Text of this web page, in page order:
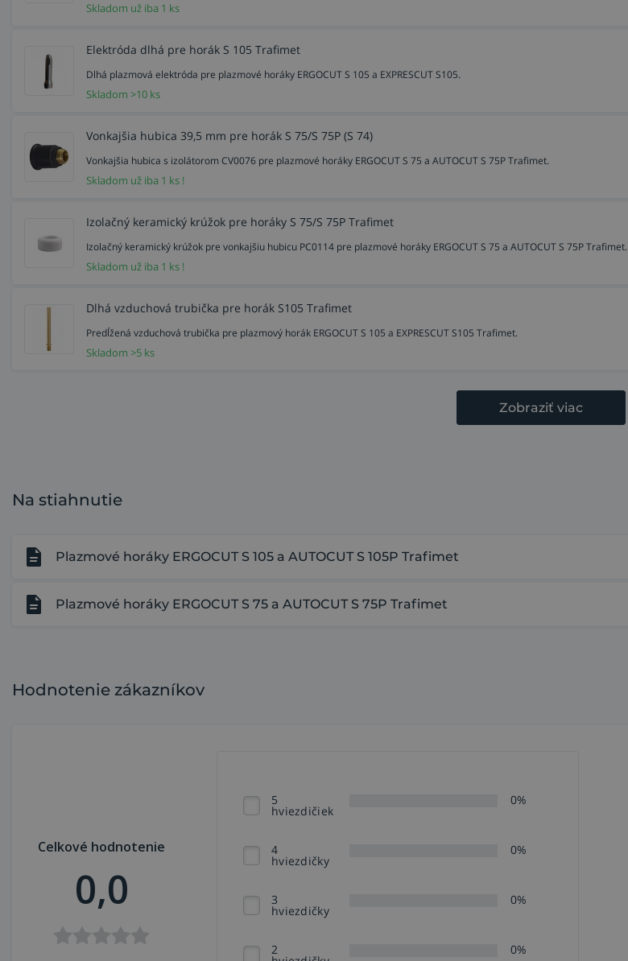
Skladom už iba 1 ks
Elektróda dlhá pre horák S 105 Trafimet
Dlhá plazmová elektróda pre plazmové horáky ERGOCUT S 105 a EXPRESCUT S105.
Skladom >10 ks
Vonkajšia hubica 39,5 mm pre horák S 75/S 75P (S 74)
Vonkajšia hubica s izolátorom CV0076 pre plazmové horáky ERGOCUT S 75 a AUTOCUT S 75P Trafimet.
Skladom už iba 1 ks !
Izolačný keramický krúžok pre horáky S 75/S 75P Trafimet
Izolačný keramický krúžok pre vonkajšiu hubicu PC0114 pre plazmové horáky ERGOCUT S 75 a AUTOCUT S 75P Trafimet.
Skladom už iba 1 ks !
Dlhá vzduchová trubička pre horák S105 Trafimet
Predĺžená vzduchová trubička pre plazmový horák ERGOCUT S 105 a EXPRESCUT S105 Trafimet.
Skladom >5 ks
Zobraziť viac
Na stiahnutie
Plazmové horáky ERGOCUT S 105 a AUTOCUT S 105P Trafimet
Plazmové horáky ERGOCUT S 75 a AUTOCUT S 75P Trafimet
Hodnotenie zákazníkov
Celkové hodnotenie
0,0
5
hviezdičiek
0%
4
hviezdičky
0%
3
hviezdičky
0%
2 0%